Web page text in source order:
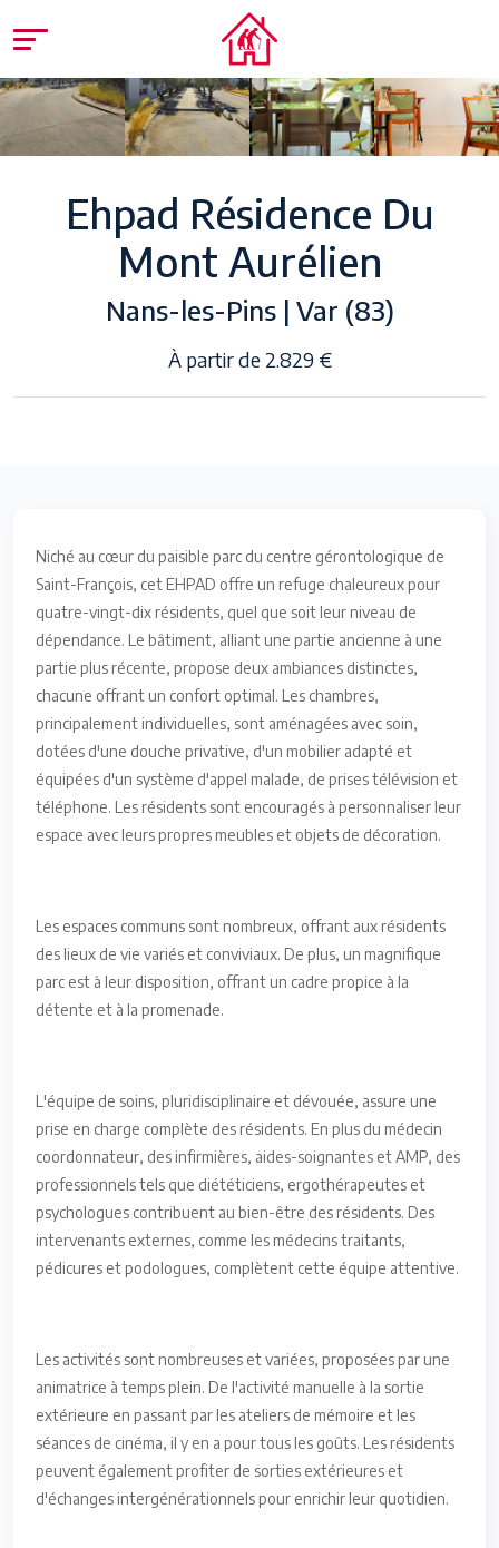
Ehpad Résidence Du
Mont Aurélien
Nans-les-Pins | Var (83)
À partir de 2.829 €
Niché au cœur du paisible parc du centre gérontologique de
Saint-François, cet EHPAD offre un refuge chaleureux pour
quatre-vingt-dix résidents, quel que soit leur niveau de
dépendance. Le bâtiment, alliant une partie ancienne à une
partie plus récente, propose deux ambiances distinctes,
chacune offrant un confort optimal. Les chambres,
principalement individuelles, sont aménagées avec soin,
dotées d'une douche privative, d'un mobilier adapté et
équipées d'un système d'appel malade, de prises télévision et
téléphone. Les résidents sont encouragés à personnaliser leur
espace avec leurs propres meubles et objets de décoration.
Les espaces communs sont nombreux, offrant aux résidents
des lieux de vie variés et conviviaux. De plus, un magnifique
parc est à leur disposition, offrant un cadre propice à la
détente et à la promenade.
L'équipe de soins, pluridisciplinaire et dévouée, assure une
prise en charge complète des résidents. En plus du médecin
coordonnateur, des infirmières, aides-soignantes et AMP, des
professionnels tels que diététiciens, ergothérapeutes et
psychologues contribuent au bien-être des résidents. Des
intervenants externes, comme les médecins traitants,
pédicures et podologues, complètent cette équipe attentive.
Les activités sont nombreuses et variées, proposées par une
animatrice à temps plein. De l'activité manuelle à la sortie
extérieure en passant par les ateliers de mémoire et les
séances de cinéma, il y en a pour tous les goûts. Les résidents
peuvent également profiter de sorties extérieures et
d'échanges intergénérationnels pour enrichir leur quotidien.